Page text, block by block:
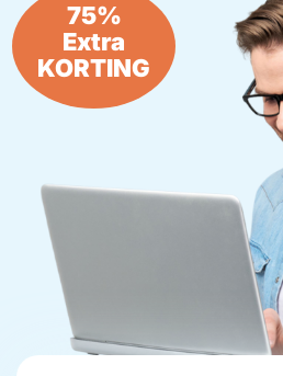
75%
Extra
KORTING